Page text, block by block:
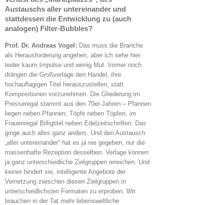
Austauschs aller untereinander und
stattdessen die Entwicklung zu (auch
analogen) Filter-Bubbles?
Prof. Dr. Andreas Vogel: Das muss die Branche
als Herausforderung angehen, aber ich sehe hier
leider kaum Impulse und wenig Mut. Immer noch
drängen die Großverlage den Handel, ihre
hochauflagigen Titel herauszustellen, statt
Kompositionen vorzunehmen. Die Gliederung im
Presseregal stammt aus den 70er-Jahren – Pfannen
liegen neben Pfannen, Töpfe neben Töpfen, im
Frauenregal Billigtitel neben Edelzeitschriften. Das
ginge auch alles ganz anders. Und den Austausch
„aller untereinander“ hat es ja nie gegeben, nur die
massenhafte Rezeption desselben. Verlage können
ja ganz unterschiedliche Zielgruppen erreichen. Und
keiner hindert sie, intelligente Angebote der
Vernetzung zwischen diesen Zielgruppen in
unterschiedlichsten Formaten zu erproben. Wir
brauchen in der Tat mehr lebensweltliche